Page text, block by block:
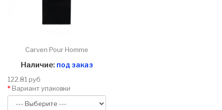
Carven Pour Homme
Наличие: под заказ
122.81 руб
Вариант упаковки